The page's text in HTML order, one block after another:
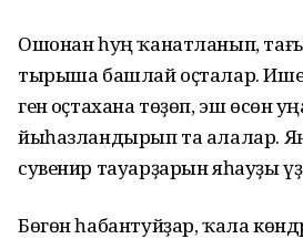
Ошонан һуң ҡанатланып, тағы
тырыша башлай оҫталар. Ишек
генә оҫтахана төҙөп, эш өсөн
йыһазландырып та алалар.
сувенир тауарҙарын яһауҙы
Бөгөн һабантуйҙар, ҡала